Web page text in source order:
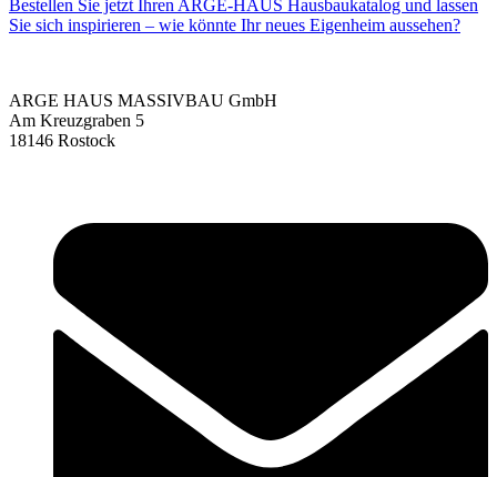
Bestellen Sie jetzt Ihren ARGE-HAUS Hausbaukatalog und lassen
Sie sich inspirieren – wie könnte Ihr neues Eigenheim aussehen?
ARGE HAUS MASSIVBAU GmbH
Am Kreuzgraben 5
18146 Rostock